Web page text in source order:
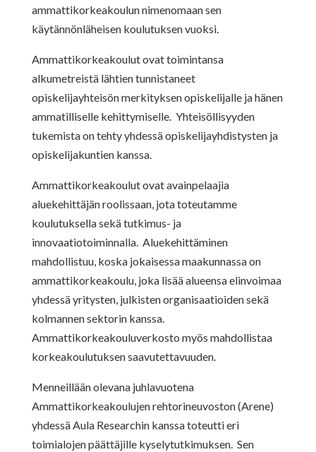
ammattikorkeakoulun nimenomaan sen
käytännönläheisen koulutuksen vuoksi.
Ammattikorkeakoulut ovat toimintansa
alkumetreistä lähtien tunnistaneet
opiskelijayhteisön merkityksen opiskelijalle ja hänen
ammatilliselle kehittymiselle. Yhteisöllisyyden
tukemista on tehty yhdessä opiskelijayhdistysten ja
opiskelijakuntien kanssa.
Ammattikorkeakoulut ovat avainpelaajia
aluekehittäjän roolissaan, jota toteutamme
koulutuksella sekä tutkimus- ja
innovaatiotoiminnalla. Aluekehittäminen
mahdollistuu, koska jokaisessa maakunnassa on
ammattikorkeakoulu, joka lisää alueensa elinvoimaa
yhdessä yritysten, julkisten organisaatioiden sekä
kolmannen sektorin kanssa.
Ammattikorkeakouluverkosto myös mahdollistaa
korkeakoulutuksen saavutettavuuden.
Menneillään olevana juhlavuotena
Ammattikorkeakoulujen rehtorineuvoston (Arene)
yhdessä Aula Researchin kanssa toteutti eri
toimialojen päättäjille kyselytutkimuksen. Sen